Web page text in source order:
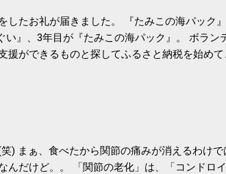
したお礼が届きました。 『たみこの海パック
い』、3年目が『たみこの海パック』。 ボラン
援ができるものと探してふるさと納税を始めて
のですが、節税になるほど稼げていないので
) まぁ、食べたから関節の痛みが消えるわけ
んだけど。。 「関節の老化」は、「コンドロ